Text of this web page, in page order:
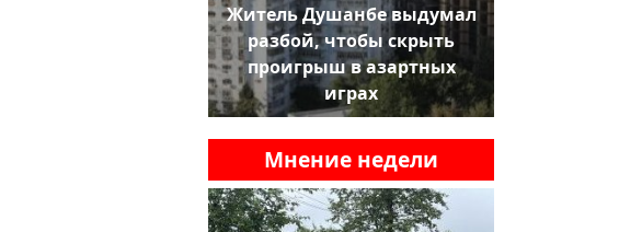
Житель Душанбе выдумал
разбой, чтобы скрыть
проигрыш в азартных
играх
Мнение недели